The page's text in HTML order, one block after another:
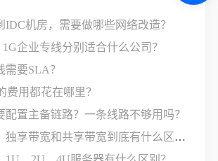
IDC机房，需要做哪些网络改造？
企业专线分别适合什么公司？
要SLA？
费用都花在哪里？
配置主备链路？一条线路不够用吗？
服务器租用时，独享带宽和共享带宽到底有什么区别？